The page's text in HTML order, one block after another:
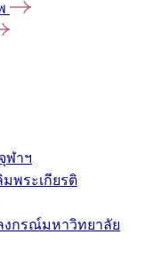
ฬาฯ
พระเกียรติ
งกรณ์มหาวิทยาลัย